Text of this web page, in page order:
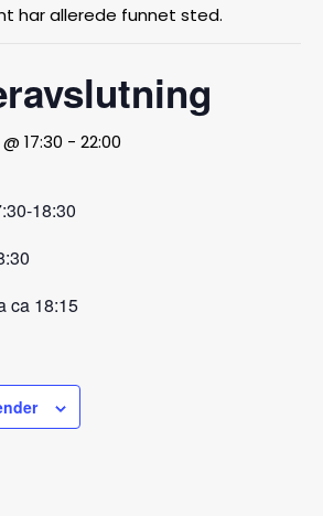
oss
har allerede funnet sted.
17:30 - 22:00
18:30
ca 18:15